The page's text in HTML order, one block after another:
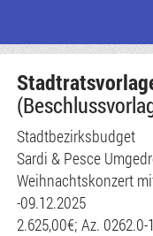
Seiteninhalt
Stadtbezirksbudget
Sardi & Pesce
Weihnachtskonzert
-09.12.2025
2.625,00€; Az. 0262.0-